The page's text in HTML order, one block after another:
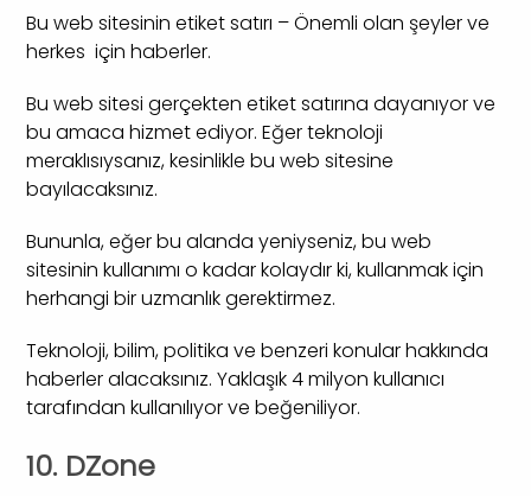
Bu web sitesinin etiket satırı – Önemli olan şeyler ve
herkes için haberler.
Bu web sitesi gerçekten etiket satırına dayanıyor ve
bu amaca hizmet ediyor. Eğer teknoloji
meraklısıysanız, kesinlikle bu web sitesine
bayılacaksınız.
Bununla, eğer bu alanda yeniyseniz, bu web
sitesinin kullanımı o kadar kolaydır ki, kullanmak için
herhangi bir uzmanlık gerektirmez.
Teknoloji, bilim, politika ve benzeri konular hakkında
haberler alacaksınız. Yaklaşık 4 milyon kullanıcı
tarafından kullanılıyor ve beğeniliyor.
10. DZone